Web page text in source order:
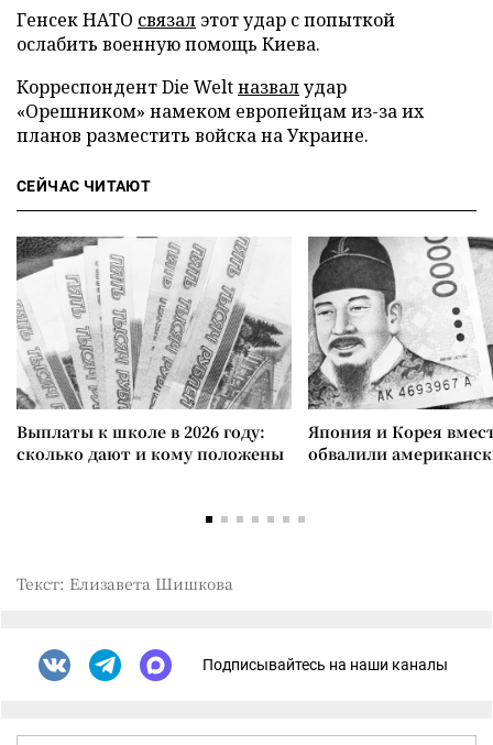
Генсек НАТО связал этот удар с попыткой
ослабить военную помощь Киева.
Корреспондент Die Weltназвалудар
«Орешником» намеком европейцам из-за их
планов разместить войска на Украине.
СЕЙЧАС ЧИТАЮТ
Выплаты к школе в 2026 году:
сколько дают и кому положены
Япония и Корея
обвалили
Текст: Елизавета Шишкова
Подписывайтесь на наши каналы